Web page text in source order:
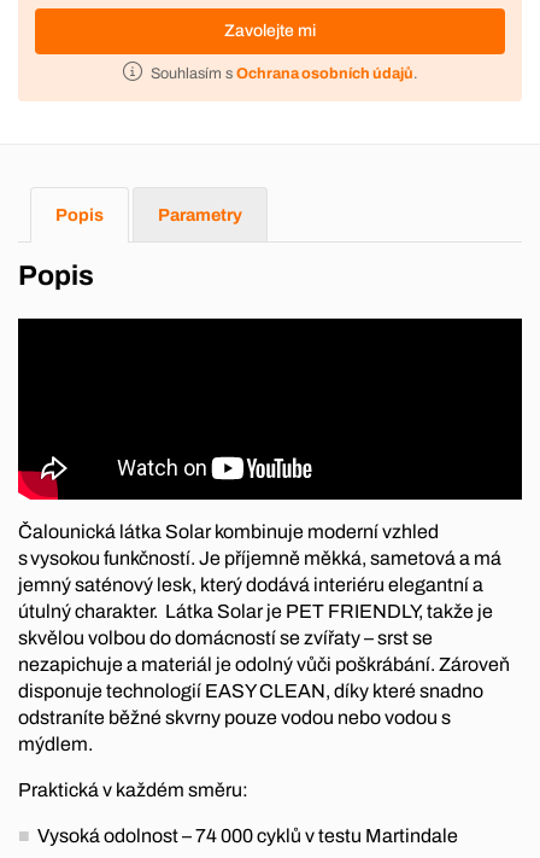
Zavolejte mi
Souhlasím s Ochrana osobních údajů.
Popis Parametry
Popis
Čalounická látka Solar kombinuje moderní vzhled
s vysokou funkčností. Je příjemně měkká, sametová a má
jemný saténový lesk, který dodává interiéru elegantní a
útulný charakter. Látka Solar je PET FRIENDLY, takže je
skvělou volbou do domácností se zvířaty – srst se
nezapichuje a materiál je odolný vůči poškrábání. Zároveň
disponuje technologií EASY CLEAN, díky které snadno
odstraníte běžné skvrny pouze vodou nebo vodou s
mýdlem.
Praktická v každém směru:
Vysoká odolnost – 74 000 cyklů v testu Martindale